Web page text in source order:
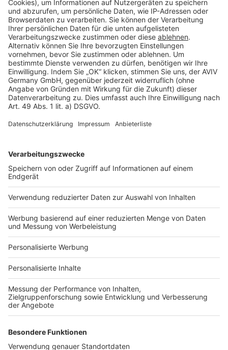
Cookie Einstellungen
Rechtliches
AGB-Übersicht
Datenschutz
Impressum
Services
Bauprojekt-Quiz
Häuser-Suche
Hausanbieter-Suche
Bauprojekt-Profil
Für Unternehmen
Ihre Baufirma auf bauen.de
Kostenloses Infogespräch